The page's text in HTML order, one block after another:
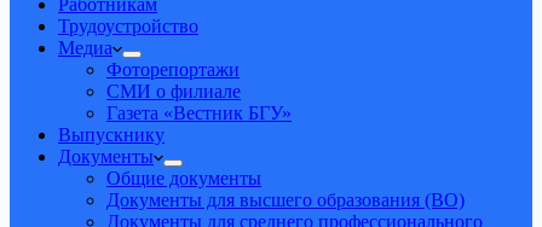
Работникам
Трудоустройство
Медиа
Фоторепортажи
СМИ о филиале
Газета «Вестник БГУ»
Выпускнику
Документы
Общие документы
Документы для высшего образования (ВО)
Документы для среднего профессионального